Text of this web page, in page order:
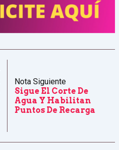
Nota Siguiente
Sigue El Corte De
Agua Y Habilitan
Puntos De Recarga